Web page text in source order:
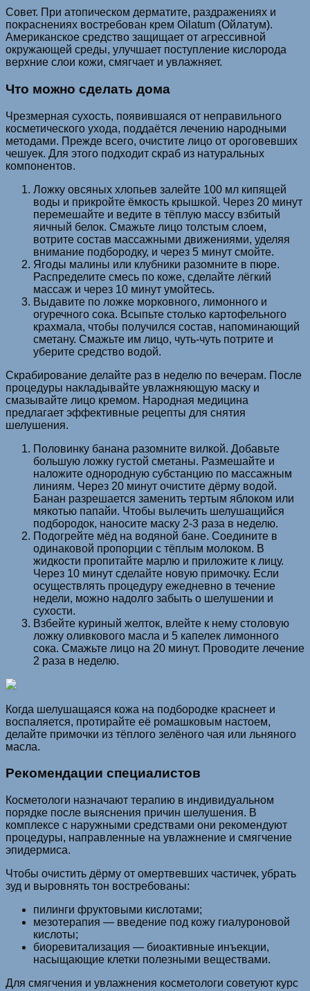
Совет. При атопическом дерматите, раздражениях и
покраснениях востребован крем Oilatum (Ойлатум).
Американское средство защищает от агрессивной
окружающей среды, улучшает поступление кислорода
верхние слои кожи, смягчает и увлажняет.
Что можно сделать дома
Чрезмерная сухость, появившаяся от неправильного
косметического ухода, поддаётся лечению народными
методами. Прежде всего, очистите лицо от ороговевших
чешуек. Для этого подходит скраб из натуральных
компонентов.
Ложку овсяных хлопьев залейте 100 мл кипящей
воды и прикройте ёмкость крышкой. Через 20 минут
перемешайте и ведите в тёплую массу взбитый
яичный белок. Смажьте лицо толстым слоем,
вотрите состав массажными движениями, уделяя
внимание подбородку, и через 5 минут смойте.
Ягоды малины или клубники разомните в пюре.
Распределите смесь по коже, сделайте лёгкий
массаж и через 10 минут умойтесь.
Выдавите по ложке морковного, лимонного и
огуречного сока. Всыпьте столько картофельного
крахмала, чтобы получился состав, напоминающий
сметану. Смажьте им лицо, чуть-чуть потрите и
уберите средство водой.
Скрабирование делайте раз в неделю по вечерам. После
процедуры накладывайте увлажняющую маску и
смазывайте лицо кремом. Народная медицина
предлагает эффективные рецепты для снятия
шелушения.
Половинку банана разомните вилкой. Добавьте
большую ложку густой сметаны. Размешайте и
наложите однородную субстанцию по массажным
линиям. Через 20 минут очистите дёрму водой.
Банан разрешается заменить тертым яблоком или
мякотью папайи. Чтобы вылечить шелушащийся
подбородок, наносите маску 2-3 раза в неделю.
Подогрейте мёд на водяной бане. Соедините в
одинаковой пропорции с тёплым молоком. В
жидкости пропитайте марлю и приложите к лицу.
Через 10 минут сделайте новую примочку. Если
осуществлять процедуру ежедневно в течение
недели, можно надолго забыть о шелушении и
сухости.
Взбейте куриный желток, влейте к нему столовую
ложку оливкового масла и 5 капелек лимонного
сока. Смажьте лицо на 20 минут. Проводите лечение
2 раза в неделю.
Когда шелушащаяся кожа на подбородке краснеет и
воспаляется, протирайте её ромашковым настоем,
делайте примочки из тёплого зелёного чая или льняного
масла.
Рекомендации специалистов
Косметологи назначают терапию в индивидуальном
порядке после выяснения причин шелушения. В
комплексе с наружными средствами они рекомендуют
процедуры, направленные на увлажнение и смягчение
эпидермиса.
Чтобы очистить дёрму от омертвевших частичек, убрать
зуд и выровнять тон востребованы:
пилинги фруктовыми кислотами;
мезотерапия — введение под кожу гиалуроновой
кислоты;
биоревитализация — биоактивные инъекции,
насыщающие клетки полезными веществами.
Для смягчения и увлажнения косметологи советуют курс